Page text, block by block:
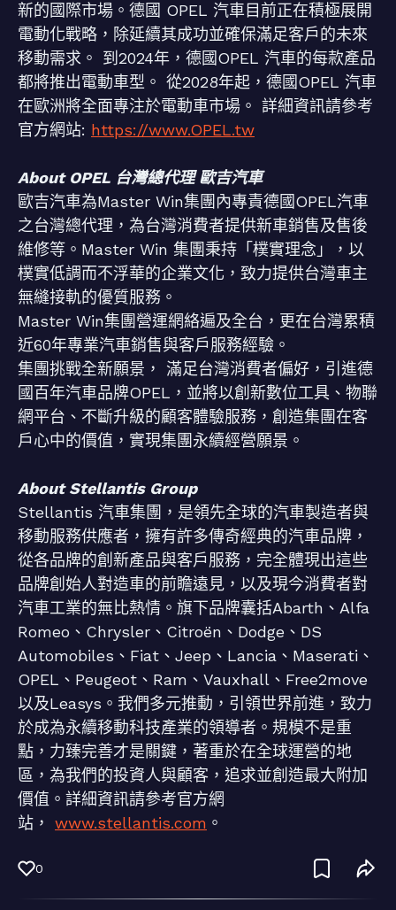
新的國際市場。德國 OPEL 汽車目前正在積極展開
電動化戰略，除延續其成功並確保滿足客戶的未來
移動需求。 到2024年，德國OPEL 汽車的每款產品
都將推出電動車型。 從2028年起，德國OPEL 汽車
在歐洲將全面專注於電動車市場。 詳細資訊請參考
官方網站: https://www.OPEL.tw
About OPEL 台灣總代理 歐吉汽車
歐吉汽車為Master Win集團內專責德國OPEL汽車
之台灣總代理，為台灣消費者提供新車銷售及售後
維修等。Master Win 集團秉持「樸實理念」，以
樸實低調而不浮華的企業文化，致力提供台灣車主
無縫接軌的優質服務。
Master Win集團營運網絡遍及全台，更在台灣累積
近60年專業汽車銷售與客戶服務經驗。
集團挑戰全新願景， 滿足台灣消費者偏好，引進德
國百年汽車品牌OPEL，並將以創新數位工具、物聯
網平台、不斷升級的顧客體驗服務，創造集團在客
戶心中的價值，實現集團永續經營願景。
About Stellantis Group
Stellantis 汽車集團，是領先全球的汽車製造者與
移動服務供應者，擁有許多傳奇經典的汽車品牌，
從各品牌的創新產品與客戶服務，完全體現出這些
品牌創始人對造車的前瞻遠見，以及現今消費者對
汽車工業的無比熱情。旗下品牌囊括Abarth、Alfa
Romeo、Chrysler、Citroën、Dodge、DS
Automobiles、Fiat、Jeep、Lancia、Maserati、
OPEL、Peugeot、Ram、Vauxhall、Free2move
以及Leasys。我們多元推動，引領世界前進，致力
於成為永續移動科技產業的領導者。規模不是重
點，力臻完善才是關鍵，著重於在全球運營的地
區，為我們的投資人與顧客，追求並創造最大附加
價值。詳細資訊請參考官方網
站， www.stellantis.com 。
0